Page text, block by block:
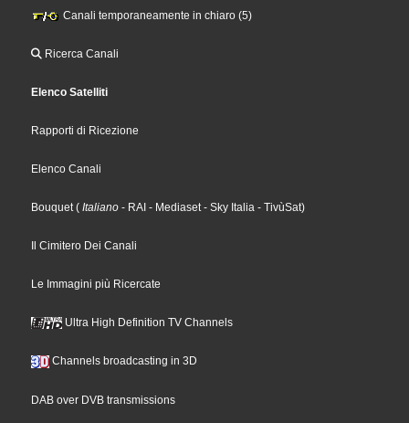
Canali temporaneamente in chiaro (5)
Ricerca Canali
Elenco Satelliti
Rapporti di Ricezione
Elenco Canali
Bouquet ( Italiano - RAI - Mediaset - Sky Italia - TivùSat)
Il Cimitero Dei Canali
Le Immagini più Ricercate
Ultra High Definition TV Channels
Channels broadcasting in 3D
DAB over DVB transmissions